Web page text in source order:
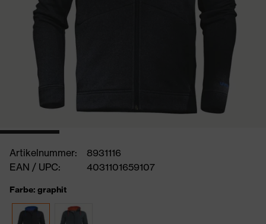
Artikelnummer:
8931116
EAN / UPC:
4031101659107
Farbe: graphit